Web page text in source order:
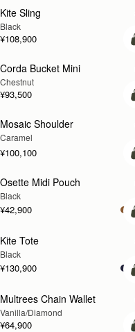
Kite Sling
Black
¥108,900
Corda Bucket Mini
Chestnut
¥93,500
予約する
Mosaic Shoulder
Caramel
¥100,100
Osette Midi Pouch
Black
¥42,900
Kite Tote
Black
¥130,900
Multrees Chain Wallet
Vanilla/Diamond
¥64,900